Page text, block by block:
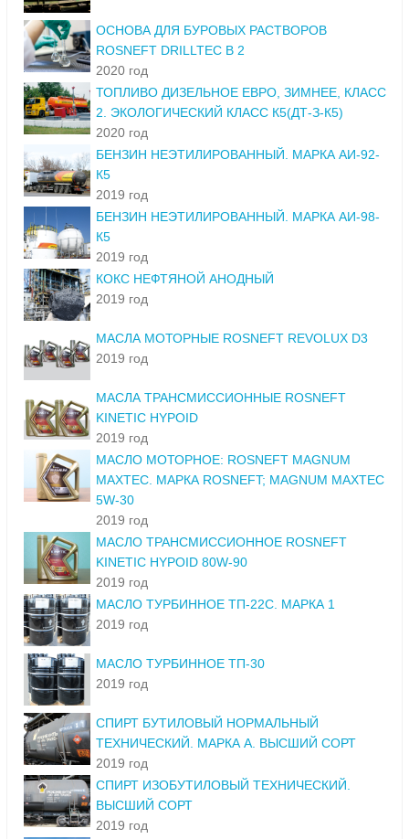
ОСНОВА ДЛЯ БУРОВЫХ РАСТВОРОВ
ROSNEFT DRILLTEC B 2
2020 год
ТОПЛИВО ДИЗЕЛЬНОЕ ЕВРО, ЗИМНЕЕ, КЛАСС
2. ЭКОЛОГИЧЕСКИЙ КЛАСС К5(ДТ-З-К5)
2020 год
БЕНЗИН НЕЭТИЛИРОВАННЫЙ. МАРКА АИ-92-
К5
2019 год
БЕНЗИН НЕЭТИЛИРОВАННЫЙ. МАРКА АИ-98-
К5
2019 год
КОКС НЕФТЯНОЙ АНОДНЫЙ
2019 год
МАСЛА МОТОРНЫЕ ROSNEFT REVOLUX D3
2019 год
МАСЛА ТРАНСМИССИОННЫЕ ROSNEFT
KINETIC HYPOID
2019 год
МАСЛО МОТОРНОЕ: ROSNEFT MAGNUM
MAXTEC. МАРКА ROSNEFT; MAGNUM MAXTEC
5W-30
2019 год
МАСЛО ТРАНСМИССИОННОЕ ROSNEFT
KINETIC HYPOID 80W-90
2019 год
МАСЛО ТУРБИННОЕ ТП-22С. МАРКА 1
2019 год
МАСЛО ТУРБИННОЕ ТП-30
2019 год
СПИРТ БУТИЛОВЫЙ НОРМАЛЬНЫЙ
ТЕХНИЧЕСКИЙ. МАРКА А. ВЫСШИЙ СОРТ
2019 год
СПИРТ ИЗОБУТИЛОВЫЙ ТЕХНИЧЕСКИЙ.
ВЫСШИЙ СОРТ
2019 год